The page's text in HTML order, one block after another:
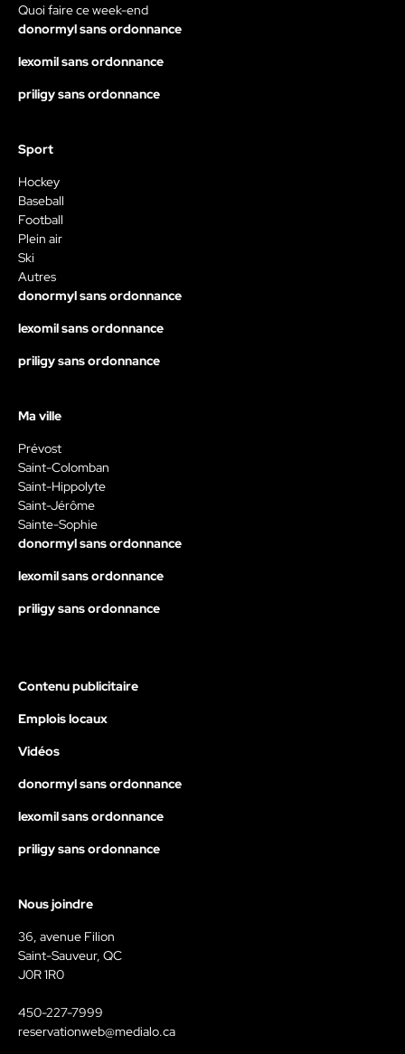
Quoi faire ce week-end
donormyl sans ordonnance
lexomil sans ordonnance
priligy sans ordonnance
Sport
Hockey
Baseball
Football
Plein air
Ski
Autres
donormyl sans ordonnance
lexomil sans ordonnance
priligy sans ordonnance
Ma ville
Prévost
Saint-Colomban
Saint-Hippolyte
Saint-Jérôme
Sainte-Sophie
donormyl sans ordonnance
lexomil sans ordonnance
priligy sans ordonnance
Contenu publicitaire
Emplois locaux
Vidéos
donormyl sans ordonnance
lexomil sans ordonnance
priligy sans ordonnance
Nous joindre
36, avenue Filion
Saint-Sauveur, QC
J0R 1R0
450-227-7999
reservationweb@medialo.ca